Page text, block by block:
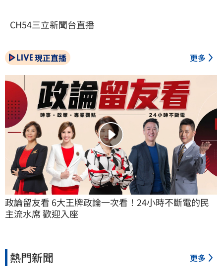
CH54三立新聞台直播
現正直播 更多
政論留友看 6大王牌政論一次看！24小時不斷電的民
主流水席 歡迎入座
熱門新聞 更多